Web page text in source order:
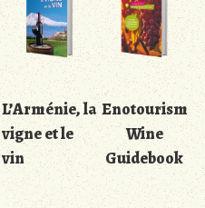
L’Arménie, la
vigne et le
vin
Enotourism
Wine
Guidebook